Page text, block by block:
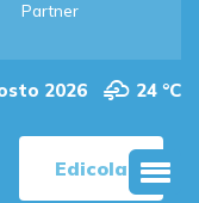
Partner
2026 24 °C
Edicola